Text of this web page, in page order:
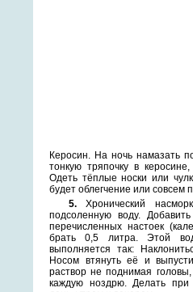
Керосин. На ночь намазать
тонкую тряпочку в
Одеть тёплые носки или
будет облегчение или совсем
5. Хронический
подсоленную воду.
перечисленных настоек
брать 0,5 литра. Этой
выполняется так:
Носом втянуть её и
раствор не поднимая
каждую ноздрю. Делать при